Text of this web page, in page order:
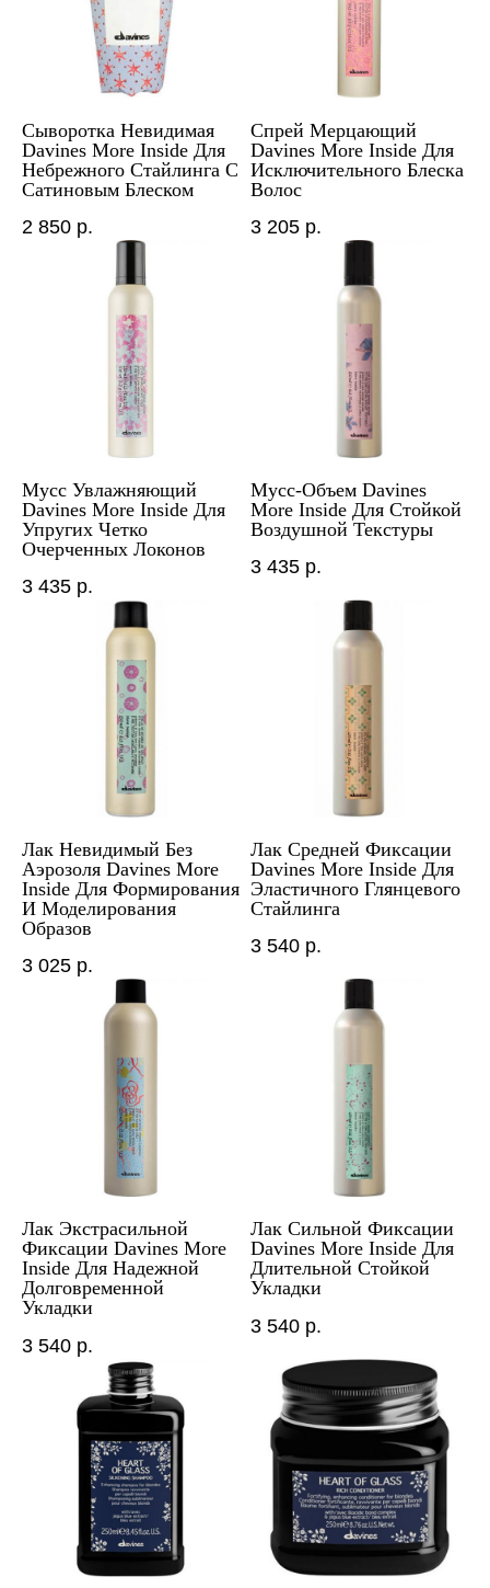
Сыворотка Невидимая
Davines More Inside Для
Небрежного Стайлинга С
Сатиновым Блеском
2 850 р.
Спрей Мерцающий
Davines More Inside Для
Исключительного Блеска
Волос
3 205 р.
Мусс Увлажняющий
Davines More Inside Для
Упругих Четко
Очерченных Локонов
3 435 р.
Мусс-Объем Davines
More Inside Для Стойкой
Воздушной Текстуры
3 435 р.
Лак Невидимый Без
Аэрозоля Davines More
Inside Для Формирования
И Моделирования
Образов
3 025 р.
Лак Средней Фиксации
Davines More Inside Для
Эластичного Глянцевого
Стайлинга
3 540 р.
Лак Экстрасильной
Фиксации Davines More
Inside Для Надежной
Долговременной
Укладки
3 540 р.
Лак Сильной Фиксации
Davines More Inside Для
Длительной Стойкой
Укладки
3 540 р.